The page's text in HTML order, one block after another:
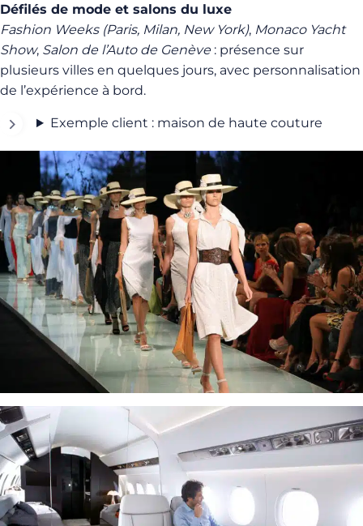
Défilés de mode et salons du luxe
Fashion Weeks (Paris, Milan, New York), Monaco Yacht
Show, Salon de l’Auto de Genève: présence sur
plusieurs villes en quelques jours, avec personnalisation
de l’expérience à bord.
Exemple client : maison de haute couture